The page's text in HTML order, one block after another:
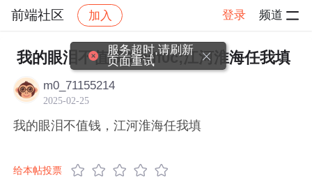
前端社区 加入 登录 频道
社区 前端社区 感慨 帖子详情
我的眼泪不值钱&#xff0c;江河淮海任我填
m0_71155214
2025-02-25
我的眼泪不值钱，江河淮海任我填
给本帖投票
服务超时,请刷新
页面重试